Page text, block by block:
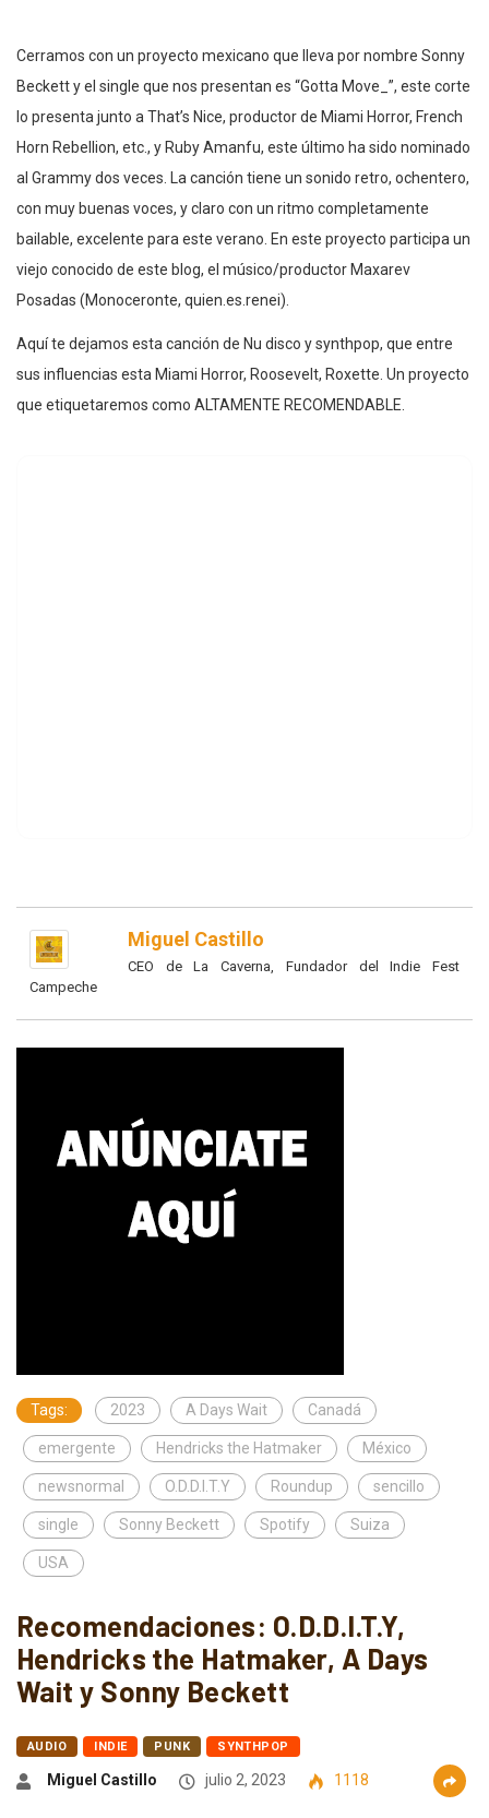
Cerramos con un proyecto mexicano que lleva por nombre Sonny
Beckett y el single que nos presentan es “Gotta Move_”, este corte
lo presenta junto a That’s Nice, productor de Miami Horror, French
Horn Rebellion, etc., y Ruby Amanfu, este último ha sido nominado
al Grammy dos veces. La canción tiene un sonido retro, ochentero,
con muy buenas voces, y claro con un ritmo completamente
bailable, excelente para este verano. En este proyecto participa un
viejo conocido de este blog, el músico/productor Maxarev
Posadas (Monoceronte, quien.es.renei).
Aquí te dejamos esta canción de Nu disco y synthpop, que entre
sus influencias esta Miami Horror, Roosevelt, Roxette. Un proyecto
que etiquetaremos como ALTAMENTE RECOMENDABLE.
Miguel Castillo
CEO de La Caverna, Fundador del Indie Fest
Campeche
Tags: 2023 A Days Wait Canadá
emergente Hendricks the Hatmaker México
newsnormal O.D.D.I.T.Y Roundup sencillo
single Sonny Beckett Spotify Suiza
USA
Recomendaciones: O.D.D.I.T.Y,
Hendricks the Hatmaker, A Days
Wait y Sonny Beckett
AUDIO INDIE PUNK SYNTHPOP
Miguel Castillo julio 2, 2023 1118